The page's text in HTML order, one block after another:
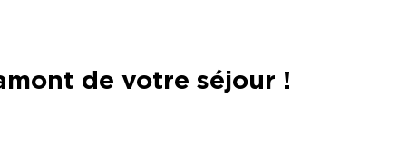
de votre séjour !